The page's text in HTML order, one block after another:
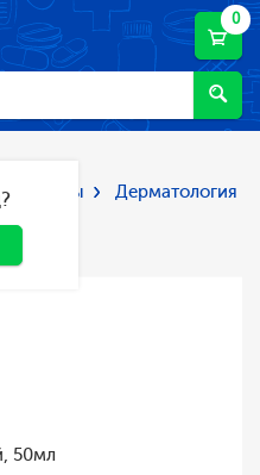
0
и БАДы Дерматология
50мл